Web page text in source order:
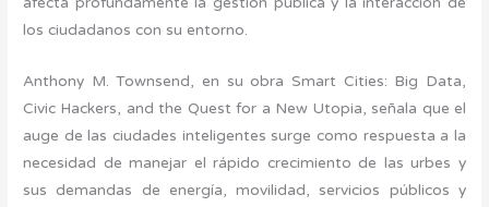
los ciudadanos con su entorno.
Anthony M. Townsend, en su obra Smart Cities: Big Data,
Civic Hackers, and the Quest for a New Utopia, señala que el
auge de las ciudades inteligentes surge como respuesta a la
necesidad de manejar el rápido crecimiento de las urbes y
sus demandas de energía, movilidad, servicios públicos y